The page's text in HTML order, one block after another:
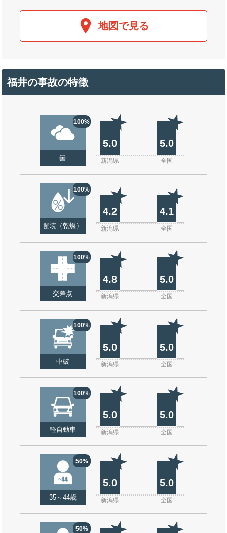
地図で見る
福井の事故の特徴
100%
曇
5.0 5.0
新潟県 全国
100%
舗装（乾燥）
4.2 4.1
新潟県 全国
100%
交差点
4.8 5.0
新潟県 全国
100%
中破
5.0 5.0
新潟県 全国
100%
軽自動車
5.0 5.0
新潟県 全国
50%
35～44歳
5.0 5.0
新潟県 全国
50%